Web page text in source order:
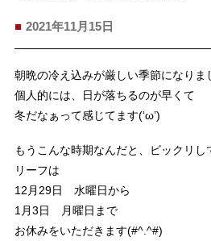
2021年11月15日
朝晩の冷え込みが厳しい季節になり
個人的には、日が落ちるのが早くて
冬だなぁって感じてます(‘ω’)
もうこんな時期なんだと、ビックリし
リーフは
12月29日 水曜日から
1月3日 月曜日まで
お休みをいただきます(#^.^#)